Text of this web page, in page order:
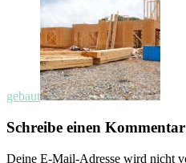
gebaut
Schreibe einen Kommentar
Deine E-Mail-Adresse wird nicht